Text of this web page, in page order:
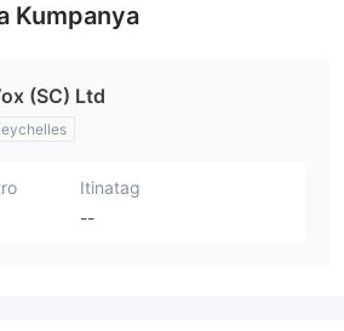
Kumpanya
(SC) Ltd
Itinatag
--